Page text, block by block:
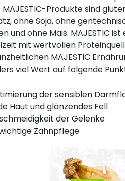
MAJESTIC-Produkte sind
ohne Soja, ohne
und ohne Mais. MAJESTIC
mit wertvollen
MAJESTIC
viel Wert auf folgende
der sensiblen
Haut und glänzendes Fell
der Gelenke
Zahnpflege